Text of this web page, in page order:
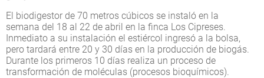
El biodigestor de 70 metros cúbicos se instaló en la
semana del 18 al 22 de abril en la finca Los Cipreses.
Inmediato a su instalación el estiércol ingresó a la bolsa,
pero tardará entre 20 y 30 días en la producción de biogás.
Durante los primeros 10 días realiza un proceso de
transformación de moléculas (procesos bioquímicos).